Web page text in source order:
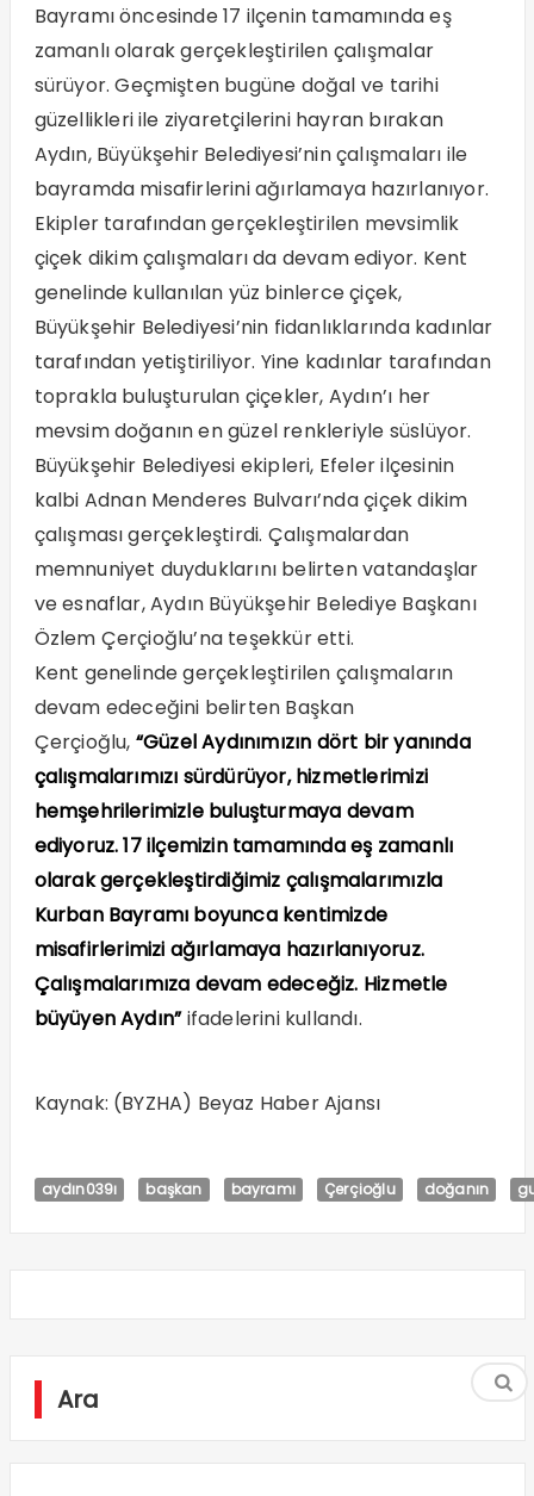
Bayramı öncesinde 17 ilçenin tamamında eş
zamanlı olarak gerçekleştirilen çalışmalar
sürüyor. Geçmişten bugüne doğal ve tarihi
güzellikleri ile ziyaretçilerini hayran bırakan
Aydın, Büyükşehir Belediyesi’nin çalışmaları ile
bayramda misafirlerini ağırlamaya hazırlanıyor.
Ekipler tarafından gerçekleştirilen mevsimlik
çiçek dikim çalışmaları da devam ediyor. Kent
genelinde kullanılan yüz binlerce çiçek,
Büyükşehir Belediyesi’nin fidanlıklarında kadınlar
tarafından yetiştiriliyor. Yine kadınlar tarafından
toprakla buluşturulan çiçekler, Aydın’ı her
mevsim doğanın en güzel renkleriyle süslüyor.
Büyükşehir Belediyesi ekipleri, Efeler ilçesinin
kalbi Adnan Menderes Bulvarı’nda çiçek dikim
çalışması gerçekleştirdi. Çalışmalardan
memnuniyet duyduklarını belirten vatandaşlar
ve esnaflar, Aydın Büyükşehir Belediye Başkanı
Özlem Çerçioğlu’na teşekkür etti.
Kent genelinde gerçekleştirilen çalışmaların
devam edeceğini belirten Başkan
Çerçioğlu, “Güzel Aydınımızın dört bir yanında
çalışmalarımızı sürdürüyor, hizmetlerimizi
hemşehrilerimizle buluşturmaya devam
ediyoruz. 17 ilçemizin tamamında eş zamanlı
olarak gerçekleştirdiğimiz çalışmalarımızla
Kurban Bayramı boyunca kentimizde
misafirlerimizi ağırlamaya hazırlanıyoruz.
Çalışmalarımıza devam edeceğiz. Hizmetle
büyüyen Aydın”ifadelerini kullandı.
Kaynak: (BYZHA) Beyaz Haber Ajansı
aydın039ı başkan bayramı Çerçioğlu doğanın
Ara